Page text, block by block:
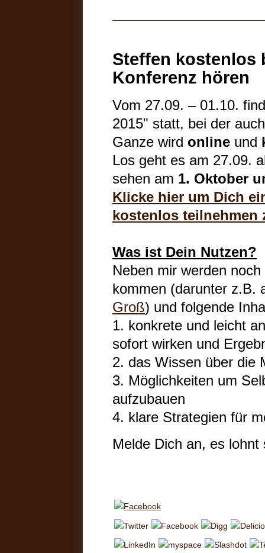
Steffen kostenlos
Konferenz hören
Vom 27.09. – 01.10.
2015" statt, bei der
Ganze wird online und
Los geht es am 27.09.
sehen am 1. Oktober
Klicke hier um Dich
kostenlos teilnehmen
Was ist Dein Nutzen?
Neben mir werden
kommen (darunter z.B.
Groß) und folgende
1. konkrete und leicht
sofort wirken und
2. das Wissen über die
3. Möglichkeiten um
aufzubauen
4. klare Strategien für
Melde Dich an, es lohnt